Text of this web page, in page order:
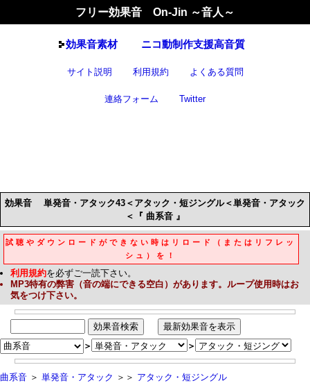
フリー効果音 On-Jin ～音人～
効果音素材 ニコ動制作支援高音質
サイト説明 利用規約 よくある質問
連絡フォーム Twitter
効果音単発音・アタック43＜アタック・短ジングル＜単発音・アタック
＜『 曲系音 』
試聴やダウンロードができない時はリロード（またはリフレッ
シュ）を！
利用規約を必ずご一読下さい。
MP3特有の弊害（音の端にできる空白）があります。ループ使用時はお
気をつけ下さい。
＞ ＞
曲系音 ＞ 単発音・アタック ＞＞ アタック・短ジングル